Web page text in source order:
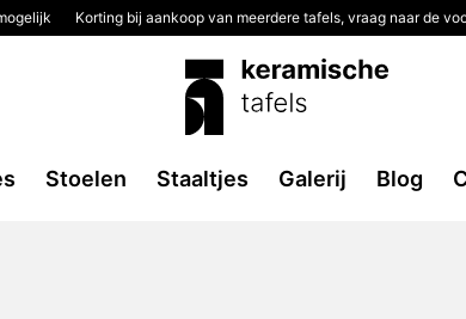
Korting bij aankoop van meerdere tafels, vraag naar de
Stoelen Staaltjes Galerij Blog